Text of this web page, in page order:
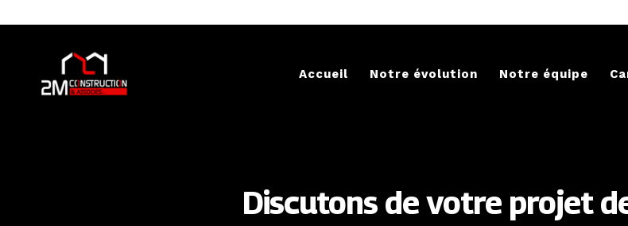
Accueil Notre évolution Notre équipe
Discutons de votre projet